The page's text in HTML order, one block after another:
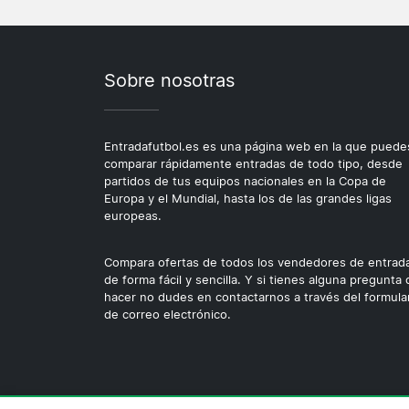
Sobre nosotras
Entradafutbol.es es una página web en la que
comparar rápidamente entradas de todo tipo, desde
partidos de tus equipos nacionales en la Copa de
Europa y el Mundial, hasta los de las grandes ligas
europeas.
Compara ofertas de todos los vendedores de
de forma fácil y sencilla. Y si tienes alguna pregunta
hacer no dudes en contactarnos a través del
de correo electrónico.